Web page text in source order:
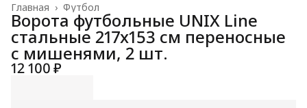
Футбол
Главная ›
Ворота футбольные UNIX Line
стальные 217x153 см переносные
с мишенями, 2 шт.
12 100 ₽